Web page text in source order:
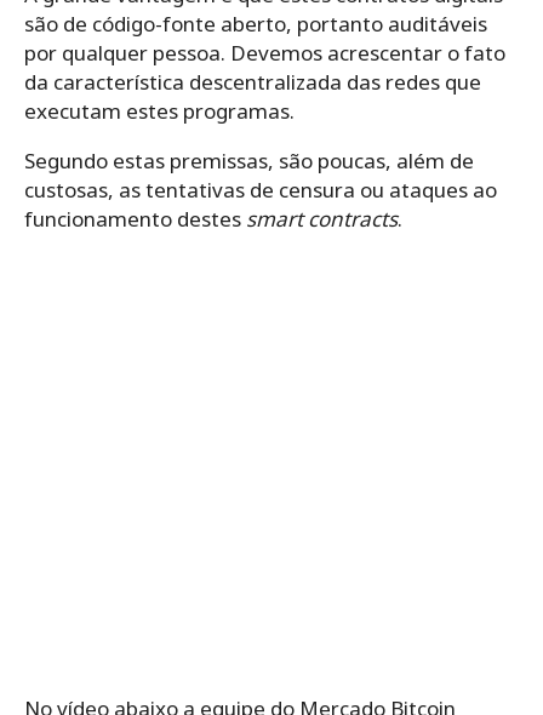
são de código-fonte aberto, portanto auditáveis
por qualquer pessoa. Devemos acrescentar o fato
da característica descentralizada das redes que
executam estes programas.
Segundo estas premissas, são poucas, além de
custosas, as tentativas de censura ou ataques ao
funcionamento destes smart contracts.
No vídeo abaixo a equipe do Mercado Bitcoin